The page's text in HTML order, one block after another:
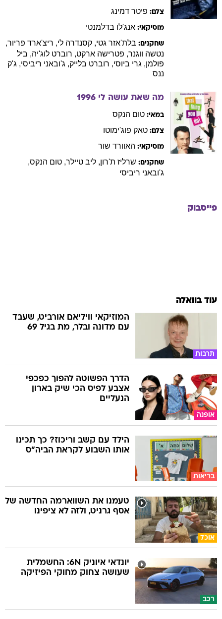
צלם: פיטר דמינג
מוסיקאי: אנג'לו בדלמנטי
שחקנים: בלת'אזר גטי, קסנדרה לי, ריצ'ארד פריור,
נטשה ווגנר, פטרישה ארקט, רוברט לוג'יה, ביל
פולמן, גרי ביוסי, רוברט בלייק, ג'ובאני ריביסי, ג'ק
ננס
מה שאת עושה לי 1996
במאי: טום הנקס
צלם: טאק פוג'ימוטו
מוסיקאי: האוורד שור
שחקנים: שרליז ת'רון, ליב טיילר, טום הנקס,
ג'ובאני ריביסי
פייסבוק
עוד בוואלה
תרבות
המוזיקאי וויליאם אורביט, שעבד
עם מדונה ובלר, מת בגיל 69
אופנה
הדרך הפשוטה להפוך כפכפי
אצבע לפיס הכי שיק בארון
הנעליים
בריאות
הילד עם קשב וריכוז? כך תכינו
אותו השבוע לקראת הביה"ס
אוכל
טעמנו את השווארמה החדשה של
אסף גרניט, ולזה לא ציפינו
רכב
יונדאי איוניק 6N: החשמלית
שעושה צחוק מחוקי הפיזיקה